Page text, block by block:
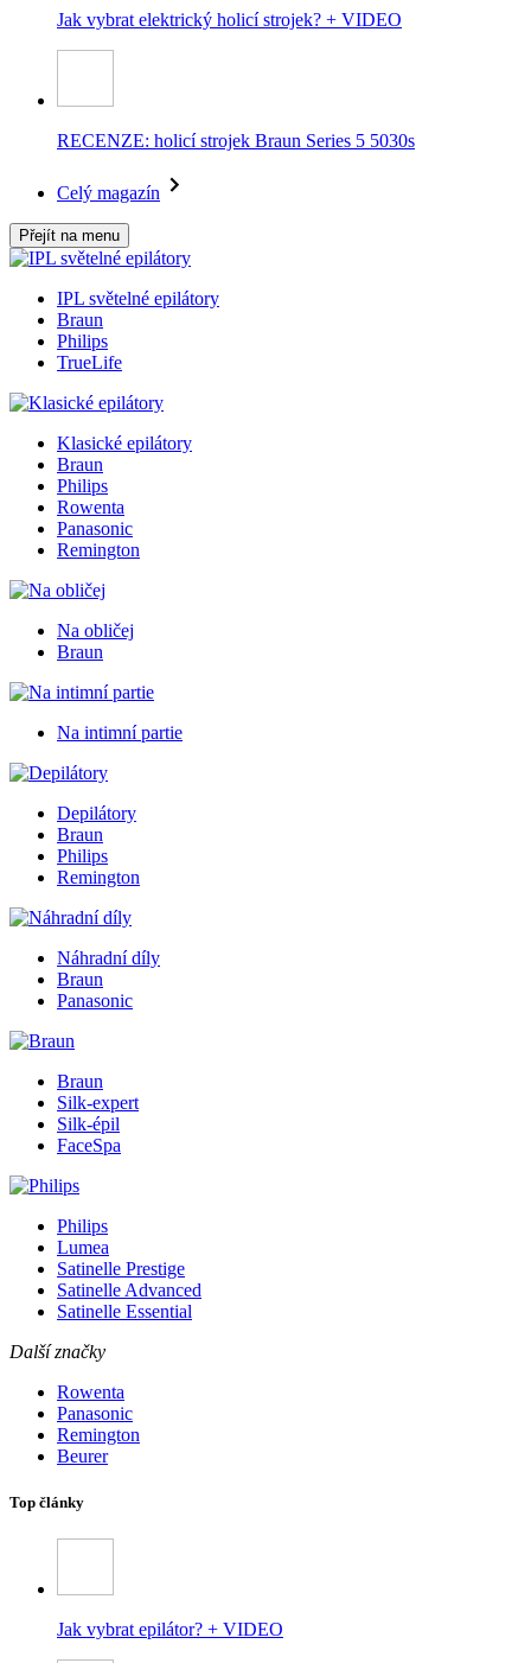
Jak vybrat elektrický holicí strojek? + VIDEO
RECENZE: holicí strojek Braun Series 5 5030s
Celý magazín
Přejít na menu
IPL světelné epilátory
Braun
Philips
TrueLife
Klasické epilátory
Braun
Philips
Rowenta
Panasonic
Remington
Na obličej
Braun
Na intimní partie
Depilátory
Braun
Philips
Remington
Náhradní díly
Braun
Panasonic
Braun
Silk-expert
Silk-épil
FaceSpa
Philips
Lumea
Satinelle Prestige
Satinelle Advanced
Satinelle Essential
Další značky
Rowenta
Panasonic
Remington
Beurer
Top články
Jak vybrat epilátor? + VIDEO